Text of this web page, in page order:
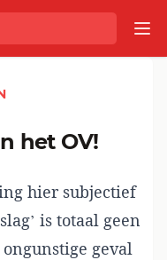
het OV!
hier subjectief
is totaal geen
geval